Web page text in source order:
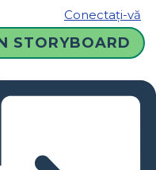
Conectați-vă
STORYBOARD